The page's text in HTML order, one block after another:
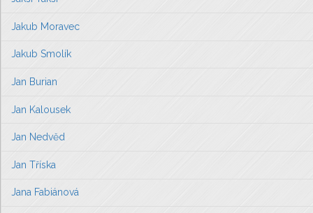
Jakub Moravec
Jakub Smolík
Jan Burian
Jan Kalousek
Jan Nedvěd
Jan Tříska
Jana Fabiánová